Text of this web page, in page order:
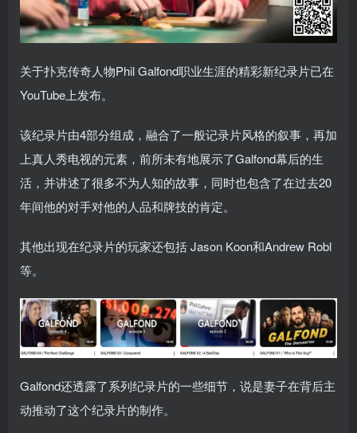
关于扑克传奇人物Phil Galfond职业生涯的精彩新纪录片已在
YouTube上发布。
该纪录片由4部分组成，融合了一般记录片风格的叙事，再加
上真人秀电视的元素，前所未有地展示了Galfond幕后的生
活，并讲述了很多不为人知的故事，同时也包含了在过去20
年间他的对手对他的人品和牌技的肯定。
其他出现在纪录片的玩家还包括 Jason Koon和Andrew Robl
等。
Galfond还透露了系列纪录片的一些细节，说是妻子在背后主
动推动了这个纪录片的制作。